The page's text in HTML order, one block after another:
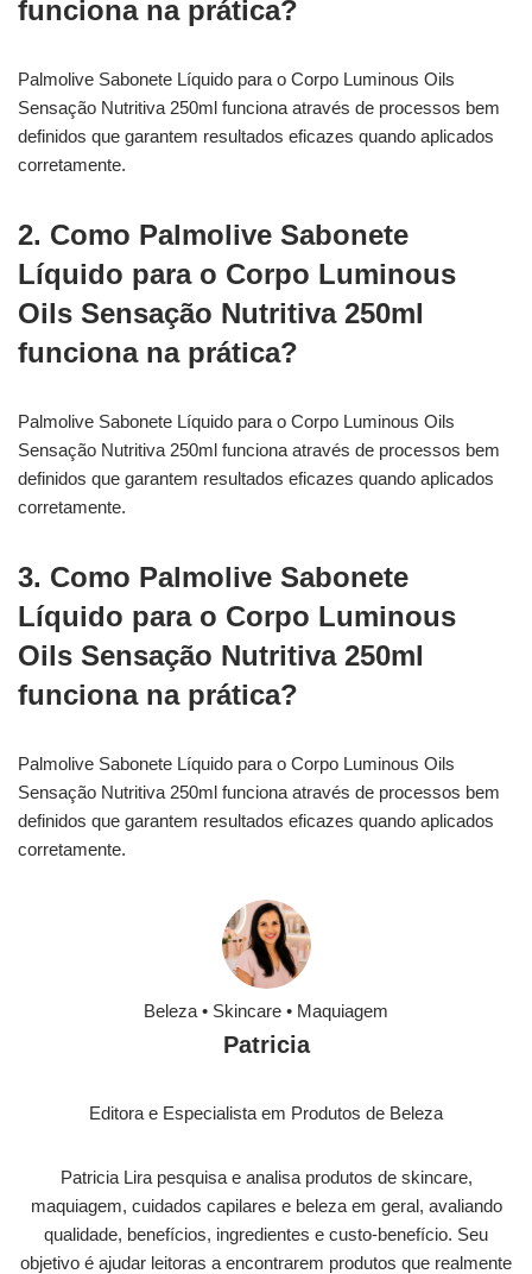
funciona na prática?
Palmolive Sabonete Líquido para o Corpo Luminous Oils
Sensação Nutritiva 250ml funciona através de processos bem
definidos que garantem resultados eficazes quando aplicados
corretamente.
2. Como Palmolive Sabonete
Líquido para o Corpo Luminous
Oils Sensação Nutritiva 250ml
funciona na prática?
Palmolive Sabonete Líquido para o Corpo Luminous Oils
Sensação Nutritiva 250ml funciona através de processos bem
definidos que garantem resultados eficazes quando aplicados
corretamente.
3. Como Palmolive Sabonete
Líquido para o Corpo Luminous
Oils Sensação Nutritiva 250ml
funciona na prática?
Palmolive Sabonete Líquido para o Corpo Luminous Oils
Sensação Nutritiva 250ml funciona através de processos bem
definidos que garantem resultados eficazes quando aplicados
corretamente.
Beleza • Skincare • Maquiagem
Patricia
Editora e Especialista em Produtos de Beleza
Patricia Lira pesquisa e analisa produtos de skincare,
maquiagem, cuidados capilares e beleza em geral, avaliando
qualidade, benefícios, ingredientes e custo-benefício. Seu
objetivo é ajudar leitoras a encontrarem produtos que realmente